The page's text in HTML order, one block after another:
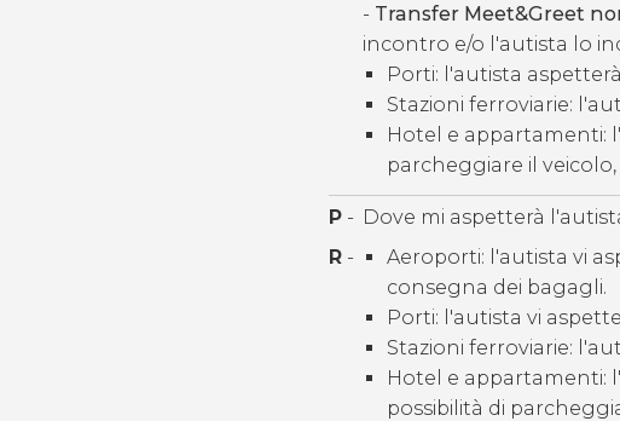
- Transfer Meet&Greet
incontro e/o l'autista lo
Porti: l'autista
Stazioni ferroviarie:
Hotel e appartamenti:
parcheggiare il
P - Dove mi aspetterà
R -
Aeroporti: l'autista vi
consegna dei bagagli.
Porti: l'autista vi
Stazioni ferroviarie:
Hotel e appartamenti:
possibilità di